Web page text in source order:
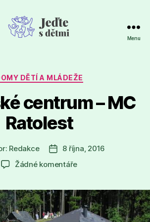
Menu
Rubriky
DĚTÍ A MLÁDEŽE
centrum – MC
Ratolest
Redakce
Datum
příspěvku
8 října, 2016
Žádné komentářeu
názvem
Mateřské
centrum